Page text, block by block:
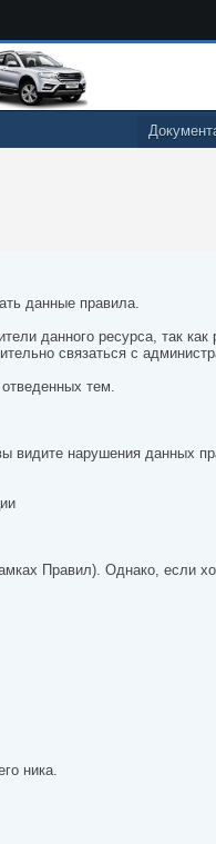
данные правила.
данного ресурса, так
связаться с
тем.
видите нарушения данных
Правил). Однако, если
ника.